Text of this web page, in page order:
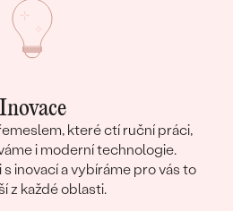
Inovace
které ctí ruční práci,
i moderní technologie.
inovací a vybíráme pro vás to
z každé oblasti.